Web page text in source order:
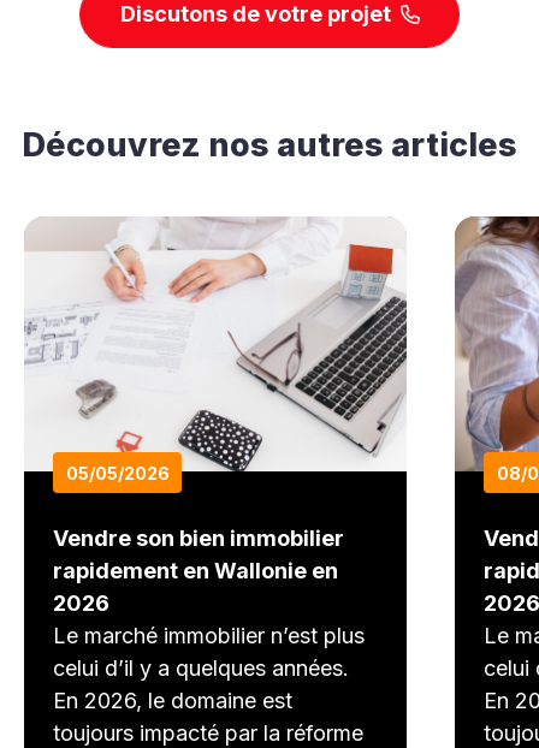
Discutons de votre projet
Découvrez nos autres articles
05/05/2026
Vendre son bien immobilier
rapidement en Wallonie en
2026
Le marché immobilier n’est plus
celui d’il y a quelques années.
En 2026, le domaine est
toujours impacté par la réforme
08/
Le
celui
En